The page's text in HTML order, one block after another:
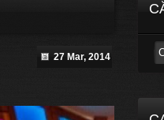
27 Mar, 2014